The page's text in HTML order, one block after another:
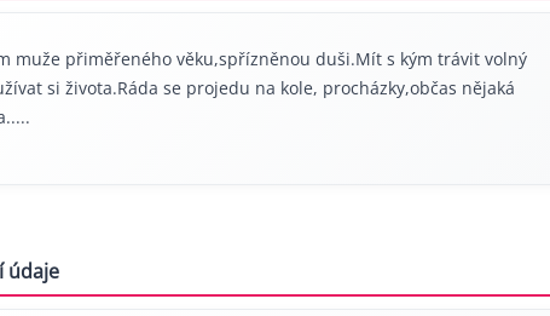
muže přiměřeného věku,spřízněnou duši.Mít s kým trávit volný
si života.Ráda se projedu na kole, procházky,občas nějaká
údaje